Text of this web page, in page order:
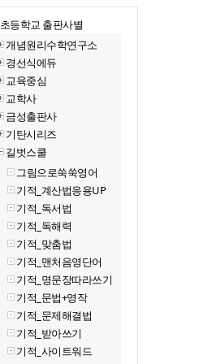
_초등학교 출판사별
개념원리수학연구소
경선식에듀
교육중심
교학사
금성출판사
기탄시리즈
길벗스쿨
그림으로쑥쑥영어
기적_계산법응용UP
기적_독서법
기적_독해력
기적_맞춤법
기적_맨처음영단어
기적_명문장따라쓰기
기적_문법+영작
기적_문제해결법
기적_받아쓰기
기적_사이트워드